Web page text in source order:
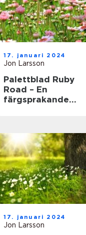
17. januari 2024
Jon Larsson
Palettblad Ruby
Road – En
färgsprakande
17. januari 2024
Jon Larsson